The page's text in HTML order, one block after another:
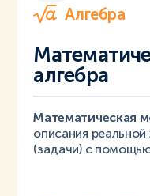
Алгебра
алгебра
Математическая
описания
(задачи) с